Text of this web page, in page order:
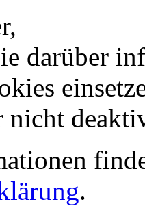
darüber
nicht
.